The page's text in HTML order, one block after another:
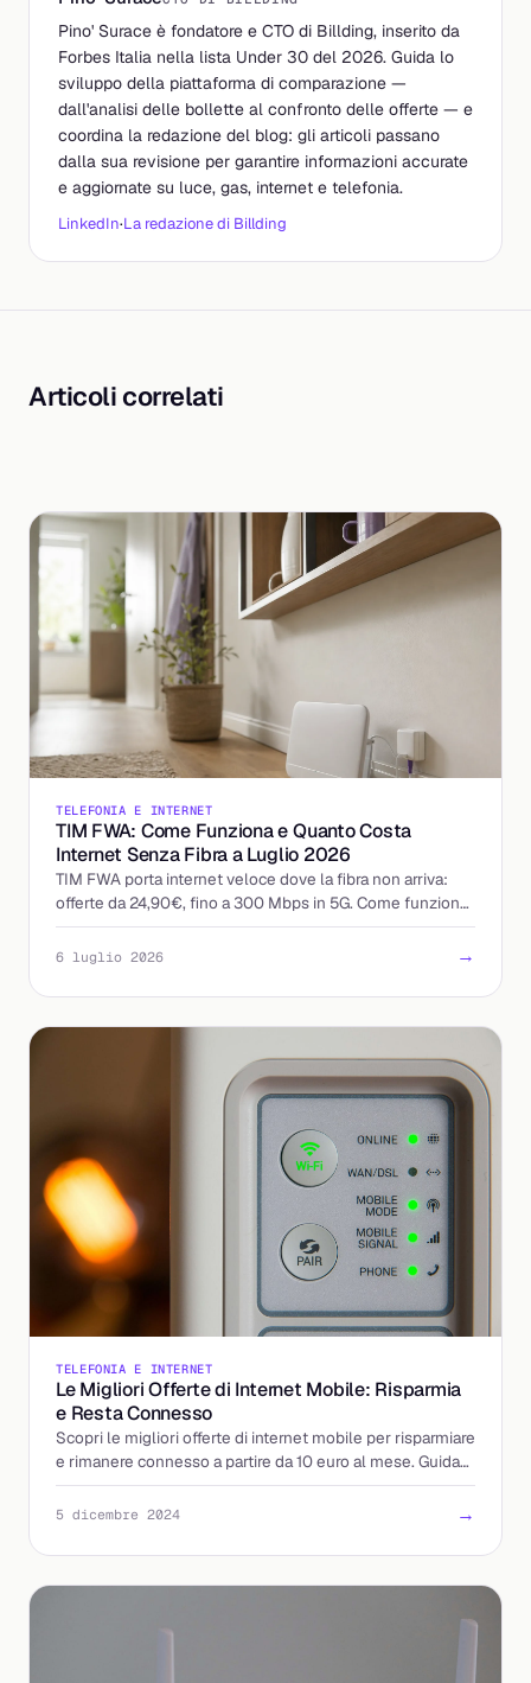
Pino' Surace è fondatore e CTO di Billding, inserito da
Forbes Italia nella lista Under 30 del 2026. Guida lo
sviluppo della piattaforma di comparazione —
dall'analisi delle bollette al confronto delle offerte — e
coordina la redazione del blog: gli articoli passano
dalla sua revisione per garantire informazioni accurate
e aggiornate su luce, gas, internet e telefonia.
LinkedIn·La redazione di Billding
Articoli correlati
TELEFONIA E INTERNET
TIM FWA: Come Funziona e Quanto Costa
Internet Senza Fibra a Luglio 2026
TIM FWA porta internet veloce dove la fibra non arriva:
offerte da 24,90€, fino a 300 Mbps in 5G. Come funziona
e a chi conviene davvero.
6 luglio 2026 →
TELEFONIA E INTERNET
Le Migliori Offerte di Internet Mobile: Risparmia
e Resta Connesso
Scopri le migliori offerte di internet mobile per risparmiare
e rimanere connesso a partire da 10 euro al mese. Guida
alla scelta.
5 dicembre 2024 →